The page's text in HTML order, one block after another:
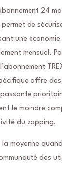
24
de
une économie
mensuel.
offre des
le moindre
du zapping.
moyenne
des